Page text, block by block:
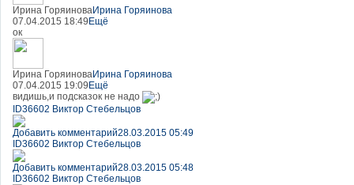
Ирина ГоряиноваИрина Горяинова
07.04.2015 18:49 Ещё
ок
Ирина ГоряиноваИрина Горяинова
07.04.2015 19:09 Ещё
видишь,и подсказок не надо
ID36602 Виктор Стебельцов
Добавить комментарий28.03.2015 05:49
ID36602 Виктор Стебельцов
Добавить комментарий28.03.2015 05:48
ID36602 Виктор Стебельцов